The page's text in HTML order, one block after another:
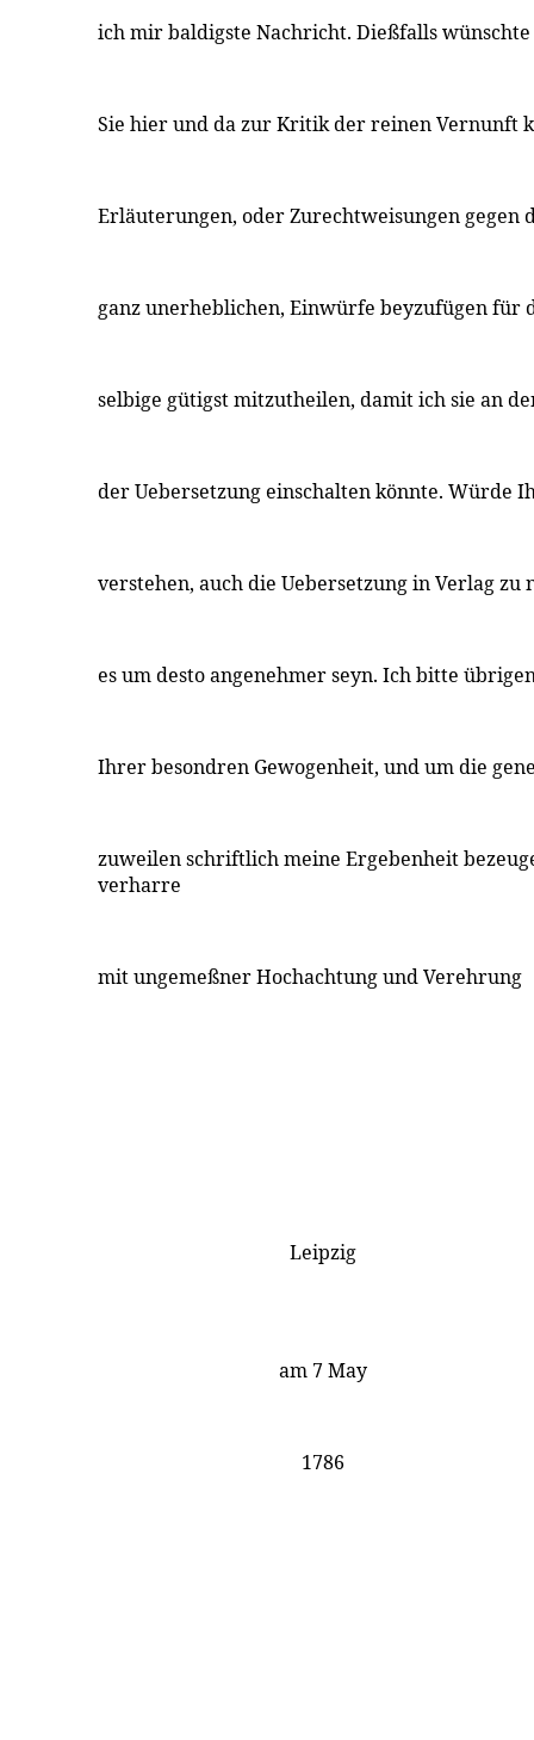
ich mir baldigste Nachricht. Dießfalls
Sie hier und da zur Kritik der reinen Vernunft
Erläuterungen, oder Zurechtweisungen gegen
ganz unerheblichen, Einwürfe beyzufügen für
selbige gütigst mitzutheilen, damit ich sie an
der Uebersetzung einschalten könnte. Würde
verstehen, auch die Uebersetzung in Verlag
es um desto angenehmer seyn. Ich bitte
Ihrer besondren Gewogenheit, und um die
zuweilen schriftlich meine Ergebenheit
verharre
mit ungemeßner Hochachtung und Verehrung
Leipzig
am 7 May
1786